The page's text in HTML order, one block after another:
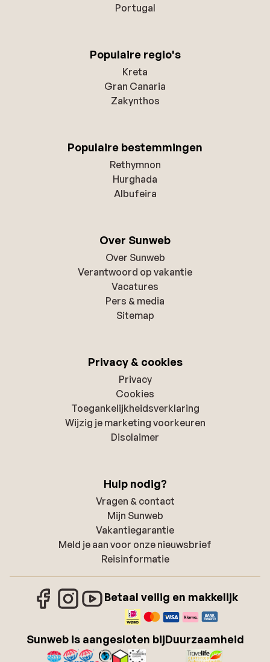
Portugal
Populaire regio's
Kreta
Gran Canaria
Zakynthos
Populaire bestemmingen
Rethymnon
Hurghada
Albufeira
Over Sunweb
Over Sunweb
Verantwoord op vakantie
Vacatures
Pers & media
Sitemap
Privacy & cookies
Privacy
Cookies
Toegankelijkheidsverklaring
Wijzig je marketing voorkeuren
Disclaimer
Hulp nodig?
Vragen & contact
Mijn Sunweb
Vakantiegarantie
Meld je aan voor onze nieuwsbrief
Reisinformatie
Betaal veilig en makkelijk
Sunweb is aangesloten bijDuurzaamheid